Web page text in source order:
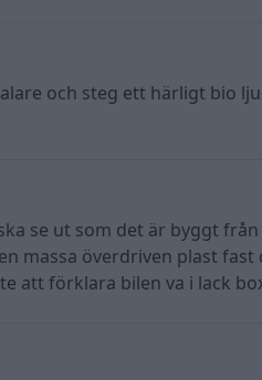
och steg ett härligt bio
se ut som det är byggt
massa överdriven plast fast
att förklara bilen va i lack